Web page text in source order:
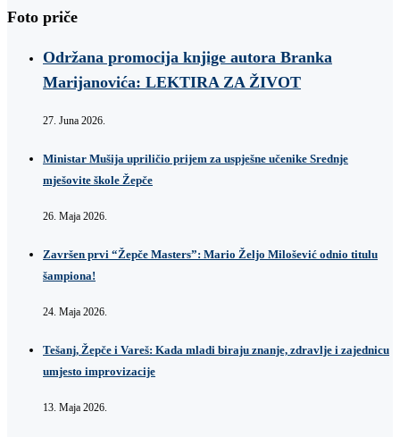
Foto priče
Održana promocija knjige autora Branka
Marijanovića: LEKTIRA ZA ŽIVOT
27. Juna 2026.
Ministar Mušija upriličio prijem za uspješne učenike Srednje
mješovite škole Žepče
26. Maja 2026.
Završen prvi “Žepče Masters”: Mario Željo Milošević odnio titulu
šampiona!
24. Maja 2026.
Tešanj, Žepče i Vareš: Kada mladi biraju znanje, zdravlje i zajednicu
umjesto improvizacije
13. Maja 2026.